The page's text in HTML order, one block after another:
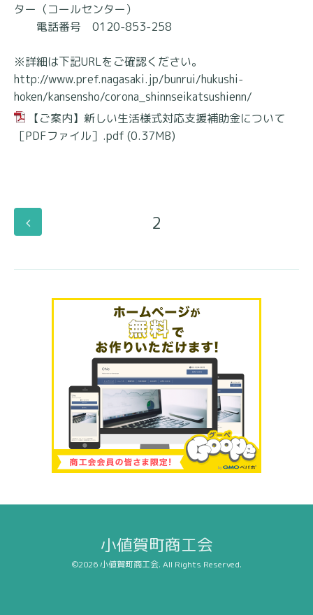
ター（コールセンター）
電話番号 0120-853-258
※詳細は下記URLをご確認ください。
http://www.pref.nagasaki.jp/bunrui/hukushi-
hoken/kansensho/corona_shinnseikatsushienn/
【ご案内】新しい生活様式対応支援補助金について
［PDFファイル］.pdf (0.37MB)
2
小値賀町商工会
©2026小値賀町商工会. All Rights Reserved.